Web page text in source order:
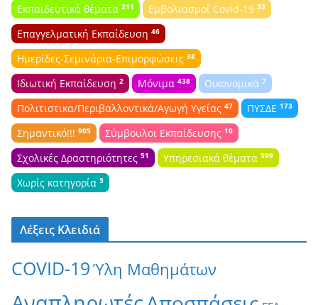
Εκπαιδευτικά θέματα 211 Εμβολιασμοί Covid-19 33
Επαγγελματική Εκπαίδευση 46
Ημερίδες-Σεμινάρια-Επιμορφώσεις 38
Ιδιωτική Εκπαίδευση 2 Μόνιμα 438 Οικονομικά 7
Πολιτιστικα/Περιβαλλοντικά/Αγωγή Υγείας 47 ΠΥΣΔΕ 173
Σημαντικό!!! 905 Σύμβουλοι Εκπαίδευσης 10
Σχολικές Δραστηριότητες 51 Υπηρεσιακά θέματα 599
Χωρίς κατηγορία 5
Λέξεις Κλειδιά
COVID-19Ύλη Μαθημάτων